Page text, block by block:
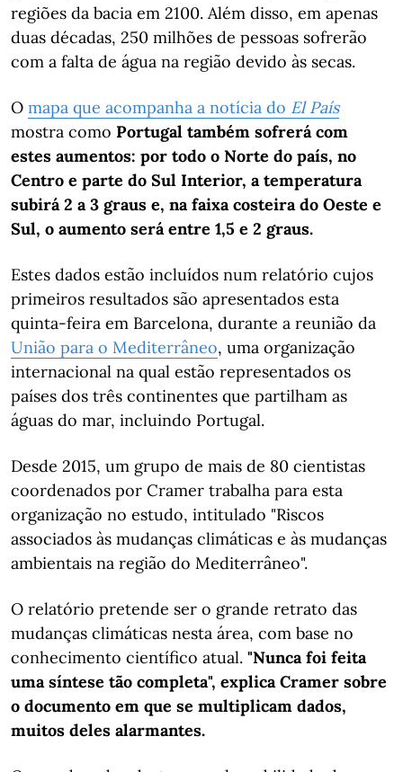
regiões da bacia em 2100. Além disso, em apenas
duas décadas, 250 milhões de pessoas sofrerão
com a falta de água na região devido às secas.
O mapa que acompanha a notícia do El País
mostra como Portugal também sofrerá com
estes aumentos: por todo o Norte do país, no
Centro e parte do Sul Interior, a temperatura
subirá 2 a 3 graus e, na faixa costeira do Oeste e
Sul, o aumento será entre 1,5 e 2 graus.
Estes dados estão incluídos num relatório cujos
primeiros resultados são apresentados esta
quinta-feira em Barcelona, durante a reunião da
União para o Mediterrâneo, uma organização
internacional na qual estão representados os
países dos três continentes que partilham as
águas do mar, incluindo Portugal.
Desde 2015, um grupo de mais de 80 cientistas
coordenados por Cramer trabalha para esta
organização no estudo, intitulado "Riscos
associados às mudanças climáticas e às mudanças
ambientais na região do Mediterrâneo".
O relatório pretende ser o grande retrato das
mudanças climáticas nesta área, com base no
conhecimento científico atual. "Nunca foi feita
uma síntese tão completa", explica Cramer sobre
o documento em que se multiplicam dados,
muitos deles alarmantes.